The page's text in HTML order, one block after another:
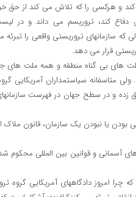
و هرکسی را که تلاش می کند از حق
کند، تروریسم می داند و در
که سازمانهای تروریستی واقعی را تبرئه
قرار می دهد.
ولی متاسفانه سیاستمداران آمریکایی
زده و در سطح جهان در فهرست
بودن یا نبودن یک سازمان، قانون
و قوانین بین المللی محکوم
چرا امروز دادگاههای آمریکایی گروه